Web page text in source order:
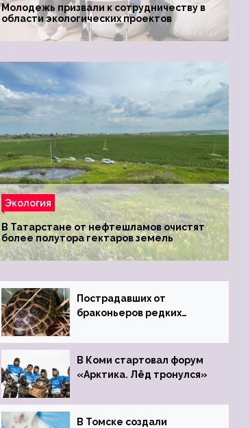
Молодежь призвали к сотрудничеству в
области экологических проектов
Экология
В Татарстане от нефтешламов очистят
более полутора гектаров земель
Пострадавших от
браконьеров редких
Ростовский зоопарк
В Коми стартовал форум
«Арктика. Лёд тронулся»
В Томске создали